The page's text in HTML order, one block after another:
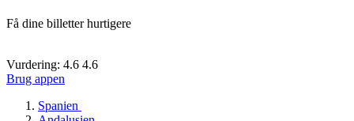
Få dine billetter hurtigere
Vurdering: 4.6 4.6
Brug appen
Spanien